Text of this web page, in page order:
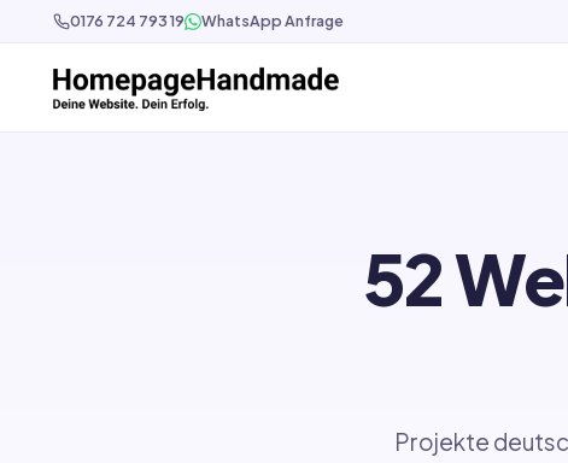
0176 724 793 19 WhatsApp Anfrage
52
Projekte